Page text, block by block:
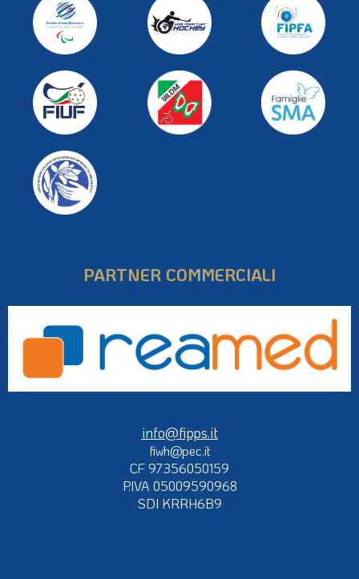
PARTNER COMMERCIALI
info@fipps.it
fiwh@pec.it
CF 97356050159
P.IVA 05009590968
SDI KRRH6B9